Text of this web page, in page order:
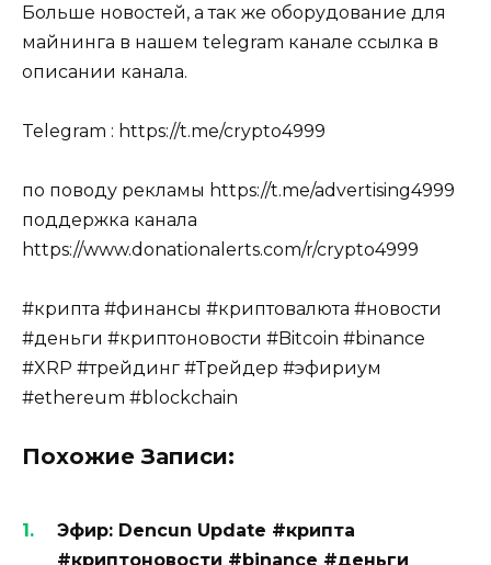
Больше новостей, а так же оборудование для
майнинга в нашем telegram канале ссылка в
описании канала.
Telegram : https://t.me/crypto4999
по поводу рекламы https://t.me/advertising4999
поддержка канала
https://www.donationalerts.com/r/crypto4999
#крипта #финансы #криптовалюта #новости
#деньги #криптоновости #Bitcoin #binance
#XRP #трейдинг #Трейдер #эфириум
#ethereum #blockchain
Похожие Записи:
Эфир: Dencun Update #крипта
#криптоновости #binance #деньги